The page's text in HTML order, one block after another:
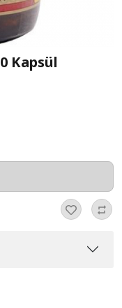
Kapsül